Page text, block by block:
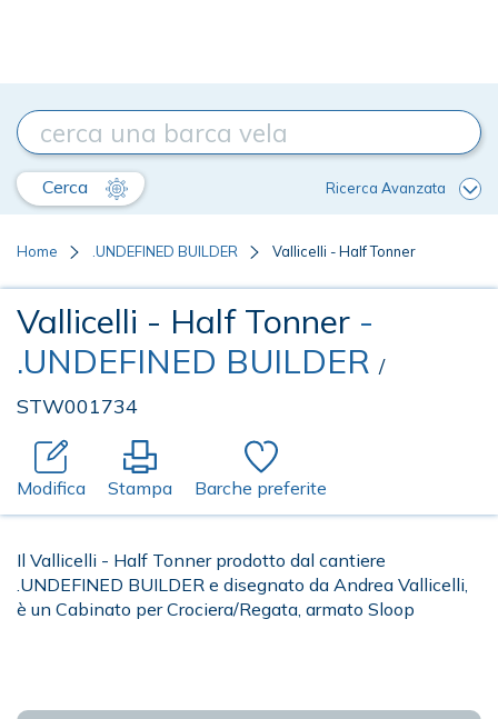
Cerca Ricerca Avanzata
Home .UNDEFINED BUILDER Vallicelli - Half Tonner
Vallicelli - Half Tonner -
.UNDEFINED BUILDER /
STW001734
Modifica Stampa Barche preferite
Il Vallicelli - Half Tonner prodotto dal cantiere
.UNDEFINED BUILDER e disegnato da Andrea Vallicelli,
è un Cabinato per Crociera/Regata, armato Sloop